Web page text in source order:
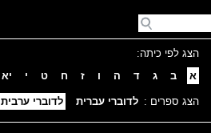
הצג לפי כיתה:
א
ב ג ד ה ו ז ח ט י יא
הצג ספרים : לדוברי עברית לדוברי ערבית